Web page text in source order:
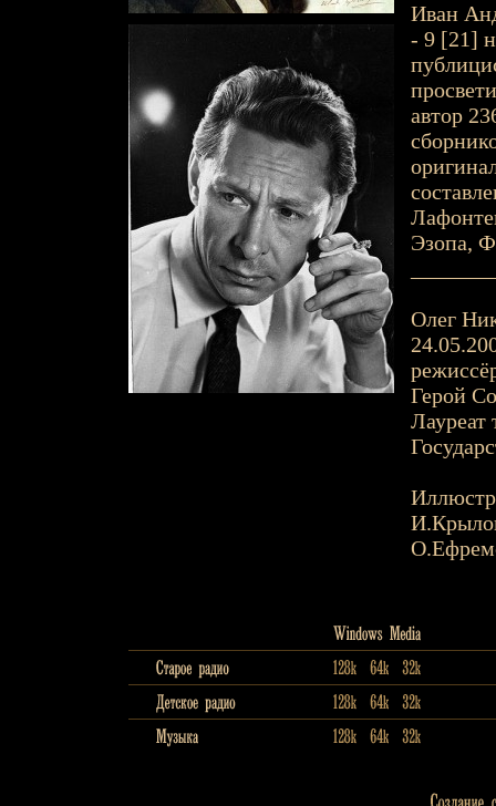
Иван
- 9 [21]
автор
Эзопа,
Олег
Герой
Лауреат